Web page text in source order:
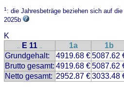
1: die Jahresbeträge beziehen sich auf
2025b
K
.. E 11 .. 1a 1b
Grundgehalt:
4919.68 €5087.62
Brutto gesamt: 4919.68 €5087.62
Netto gesamt: 2952.87 €3033.48